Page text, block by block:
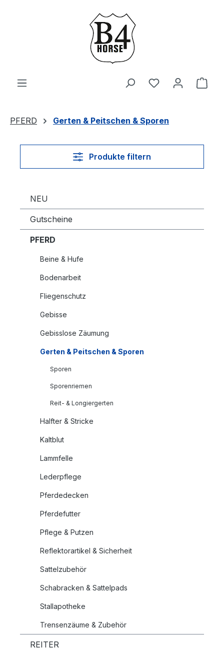
Zum Hauptinhalt springen
Du hast 0
PFERD Gerten & Peitschen & Sporen
Produkte filtern
NEU
Gutscheine
PFERD
Beine & Hufe
Bodenarbeit
Fliegenschutz
Gebisse
Gebisslose Zäumung
Gerten & Peitschen & Sporen
Sporen
Sporenriemen
Reit- & Longiergerten
Halfter & Stricke
Kaltblut
Lammfelle
Lederpflege
Pferdedecken
Pferdefutter
Pflege & Putzen
Reflektorartikel & Sicherheit
Sattelzubehör
Schabracken & Sattelpads
Stallapotheke
Trensenzäume & Zubehör
REITER